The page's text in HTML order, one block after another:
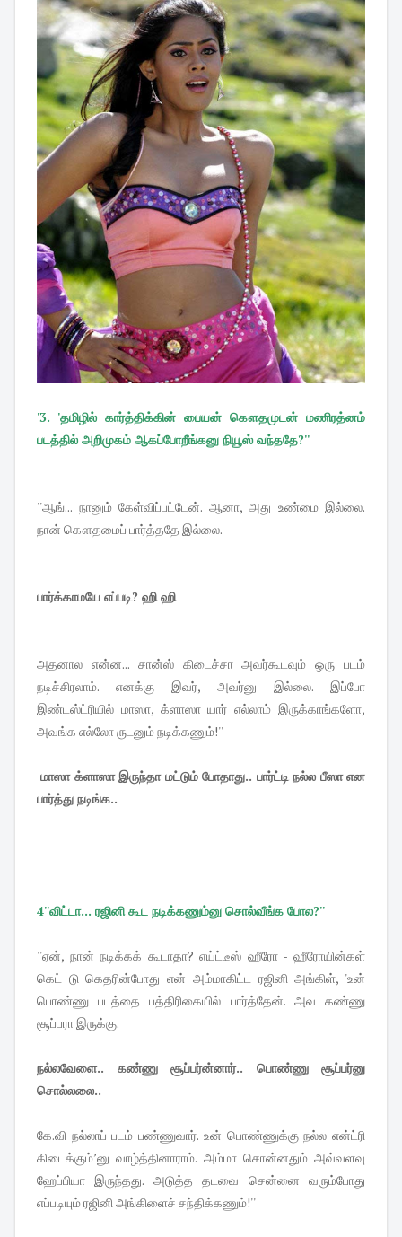
'3. 'தமிழில் கார்த்திக்கின் பையன் கௌதமுடன் மணிரத்னம்
படத்தில் அறிமுகம் ஆகப்போறீங்கனு நியூஸ் வந்ததே?''
''ஆங்... நானும் கேள்விப்பட்டேன். ஆனா, அது உண்மை இல்லை.
நான் கௌதமைப் பார்த்ததே இல்லை.
பார்க்காமயே எப்படி? ஹி ஹி
அதனால என்ன... சான்ஸ் கிடைச்சா அவர்கூடவும் ஒரு படம்
நடிச்சிரலாம். எனக்கு இவர், அவர்னு இல்லை. இப்போ
இண்டஸ்ட்ரியில் மாஸா, க்ளாஸா யார் எல்லாம் இருக்காங்களோ,
அவங்க எல்லோ ருடனும் நடிக்கணும்!''
மாஸா க்ளாஸா இருந்தா மட்டும் போதாது.. பார்ட்டி நல்ல பீஸா என
பார்த்து நடிங்க..
4''விட்டா... ரஜினி கூட நடிக்கணும்னு சொல்வீங்க போல?''
''ஏன், நான் நடிக்கக் கூடாதா? எய்ட்டீஸ் ஹீரோ - ஹீரோயின்கள்
கெட் டு கெதரின்போது என் அம்மாகிட்ட ரஜினி அங்கிள், 'உன்
பொண்ணு படத்தை பத்திரிகையில் பார்த்தேன். அவ கண்ணு
சூப்பரா இருக்கு.
நல்லவேளை.. கண்ணு சூப்பர்ன்னார்.. பொண்ணு சூப்பர்னு
சொல்லலை..
கே.வி நல்லாப் படம் பண்ணுவார். உன் பொண்ணுக்கு நல்ல என்ட்ரி
கிடைக்கும்’னு வாழ்த்தினாராம். அம்மா சொன்னதும் அவ்வளவு
ஹேப்பியா இருந்தது. அடுத்த தடவை சென்னை வரும்போது
எப்படியும் ரஜினி அங்கிளைச் சந்திக்கணும்!''